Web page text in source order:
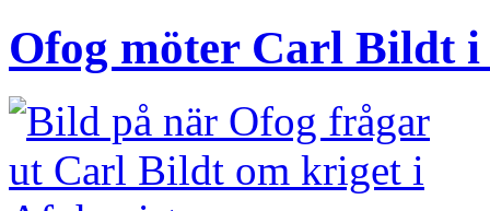
Ofog möter Carl Bildt i